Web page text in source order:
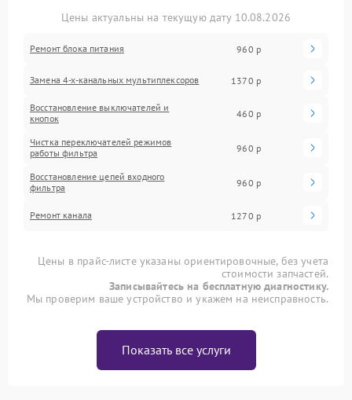
Цены актуальны на текущую дату 10.08.2026
Ремонт блока питания 960 р
Замена 4-х-канальных мультиплексоров 1370 р
Восстановление выключателей и
кнопок
460 р
Чистка переключателей режимов
работы фильтра
960 р
Восстановление цепей входного
фильтра
960 р
Ремонт канала 1270 р
Цены в прайс-листе указаны ориентировочные, без учета
стоимости запчастей.
Записывайтесь на бесплатную диагностику.
Мы проверим ваше устройство и укажем на неисправность.
Показать все услуги